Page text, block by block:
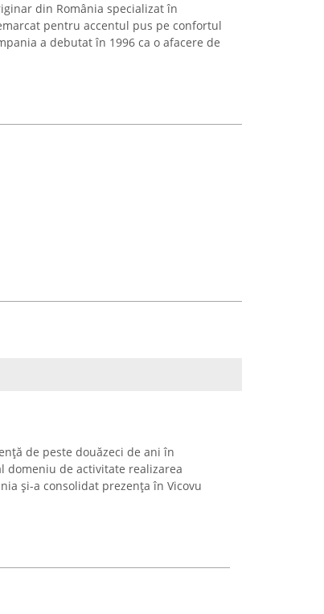
din România specializat în
pentru accentul pus pe confortul
a debutat în 1996 ca o afacere de
de peste douăzeci de ani în
domeniu de activitate realizarea
și-a consolidat prezența în Vicovu